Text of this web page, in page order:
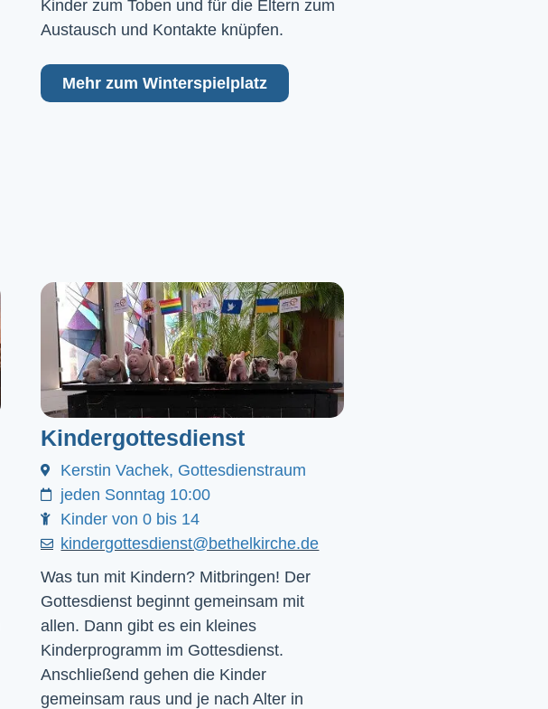
Kinder zum Toben und für die Eltern zum
Austausch und Kontakte knüpfen.
Mehr zum Winterspielplatz
Kindergottesdienst
Kerstin Vachek, Gottesdienstraum
jeden Sonntag 10:00
Kinder von 0 bis 14
kindergottesdienst@bethelkirche.de
Was tun mit Kindern? Mitbringen! Der
Gottesdienst beginnt gemeinsam mit
allen. Dann gibt es ein kleines
Kinderprogramm im Gottesdienst.
Anschließend gehen die Kinder
gemeinsam raus und je nach Alter in